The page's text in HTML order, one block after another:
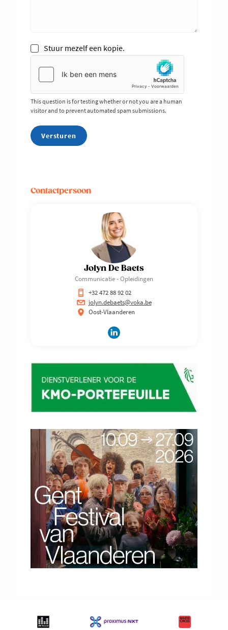
Stuur mezelf een kopie.
This question is for testing whether or not you are a human
visitor and to prevent automated spam submissions.
Contactpersoon
Jolyn De Baets
Communicatie - Opleidingen
+32 472 88 92 02
jolyn.debaets@voka.be
Oost-Vlaanderen